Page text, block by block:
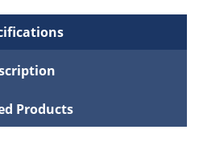
Products